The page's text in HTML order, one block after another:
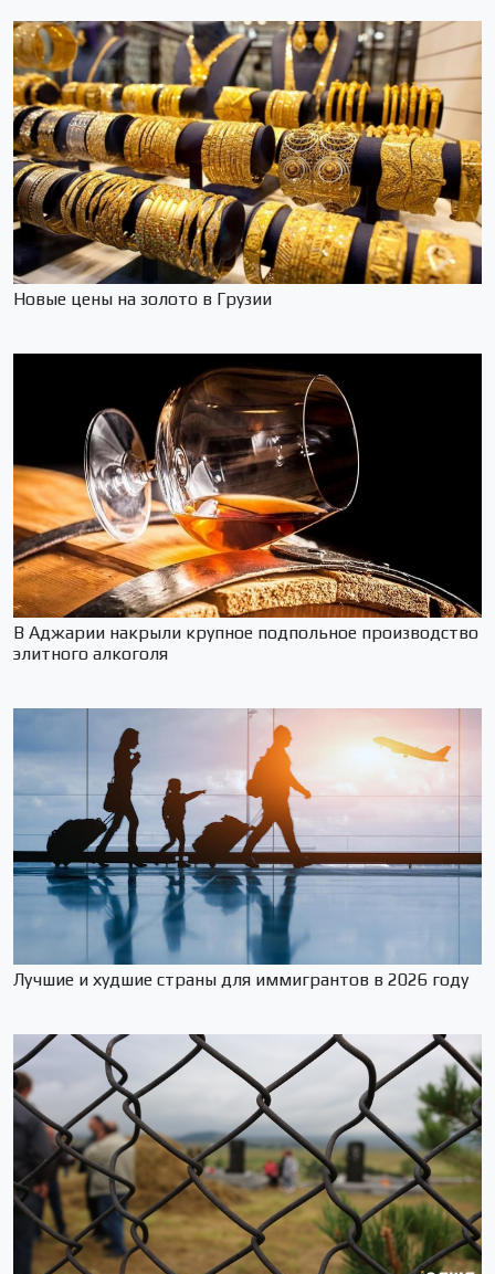
Новые цены на золото в Грузии
В Аджарии накрыли крупное подпольное производство
элитного алкоголя
Лучшие и худшие страны для иммигрантов в 2026 году